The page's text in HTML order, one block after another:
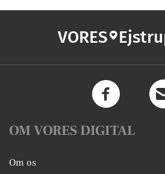
VORES
OM VORES DIGITAL
Om os